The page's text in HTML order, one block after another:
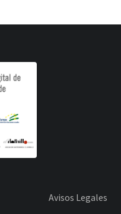
Avisos Legales